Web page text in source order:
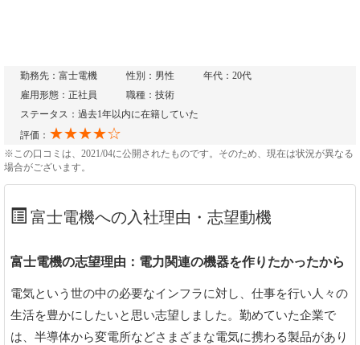
勤務先：富士電機 性別：男性
年代：20代
雇用形態：正社員
職種：技術
ステータス：過去1年以内に在籍していた
評価： ★★★★☆
※この口コミは、2021/04に公開されたものです。そのため、現在は状況が異なる
場合がございます。
富士電機への入社理由・志望動機
富士電機の志望理由：電力関連の機器を作りたかったから
電気という世の中の必要なインフラに対し、仕事を行い人々の
生活を豊かにしたいと思い志望しました。勤めていた企業で
は、半導体から変電所などさまざまな電気に携わる製品があり